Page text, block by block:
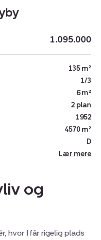
1.095.000
135 m²
1/3
6 m²
2 plan
1952
4570 m²
D
Lær mere
og
hvor I får rigelig plads